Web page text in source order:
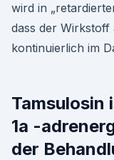
wird in
dass der
kontinuierlich im
Tamsulosin
1a -
der